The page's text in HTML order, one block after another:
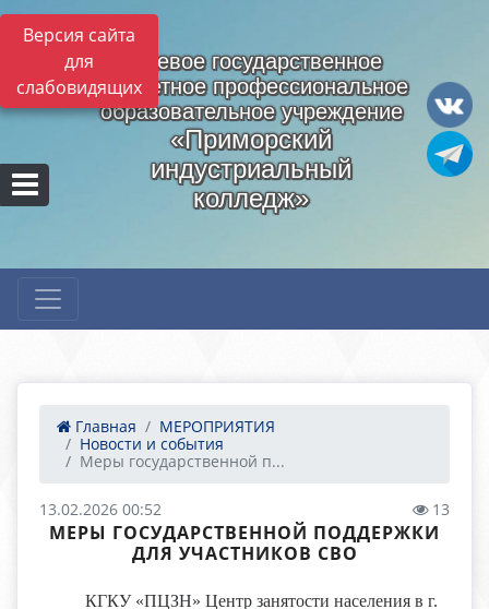
Версия сайта
для
слабовидящих
Краевое государственное
бюджетное профессиональное
образовательное учреждение
«Приморский
индустриальный
колледж»
Главная
МЕРОПРИЯТИЯ
Новости и события
Меры государственной п...
13.02.2026 00:52 13
МЕРЫ ГОСУДАРСТВЕННОЙ ПОДДЕРЖКИ
ДЛЯ УЧАСТНИКОВ СВО
КГКУ «ПЦЗН» Центр занятости населения в г.